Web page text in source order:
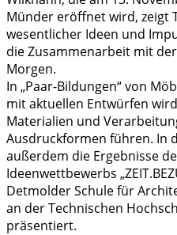
Münder eröffnet wird, zeigt
wesentlicher Ideen und
die Zusammenarbeit mit
Morgen.
In „Paar-Bildungen“ von
mit aktuellen Entwürfen
Materialien und
Ausdruckformen führen. In
außerdem die Ergebnisse
Ideenwettbewerbs
Detmolder Schule für
an der Technischen
präsentiert.